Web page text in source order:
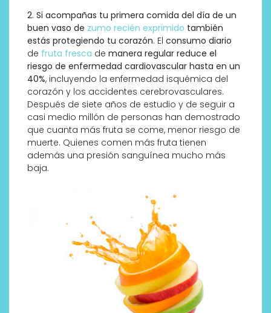
2. Si acompañas tu primera comida del día de un
buen vaso de zumo recién exprimido también
estás protegiendo tu corazón. El consumo diario
de fruta fresca de manera regular reduce el
riesgo de enfermedad cardiovascular hasta en un
40%, incluyendo la enfermedad isquémica del
corazón y los accidentes cerebrovasculares.
Después de siete años de estudio y de seguir a
casi medio millón de personas han demostrado
que cuanta más fruta se come, menor riesgo de
muerte. Quienes comen más fruta tienen
además una presión sanguínea mucho más
baja.